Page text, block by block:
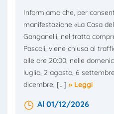
Informiamo che, per
manifestazione «La Casa
Ganganelli, nel tratto
Pascoli, viene chiusa al
alle ore 20:00, nelle
luglio, 2 agosto, 6
dicembre, […] » Leggi
Al 01/12/2026